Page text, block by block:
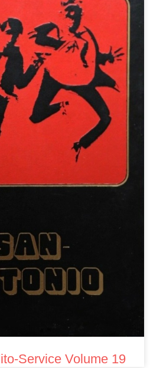
Service Volume 19